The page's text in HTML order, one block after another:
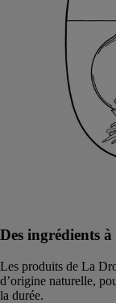
Des ingrédients
Les produits de La
d’origine naturelle,
la durée.